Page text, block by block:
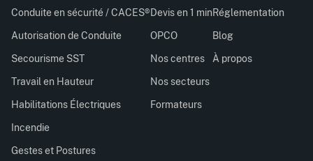
Conduite en sécurité / CACES®
Autorisation de Conduite
Secourisme SST
Travail en Hauteur
Habilitations Électriques
Incendie
Gestes et Postures
Devis en 1 min
OPCO
Nos centres
Nos secteurs
Formateurs
Réglementation
Blog
À propos